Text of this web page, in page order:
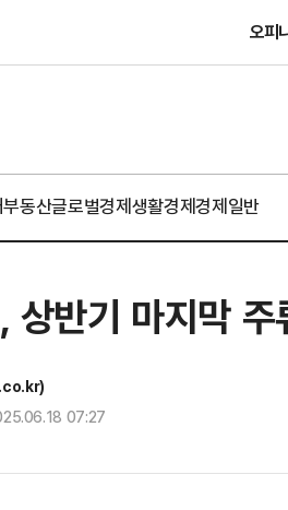
오피
부동산글로벌경제생활경제경제일반
상반기 마지막
07:27